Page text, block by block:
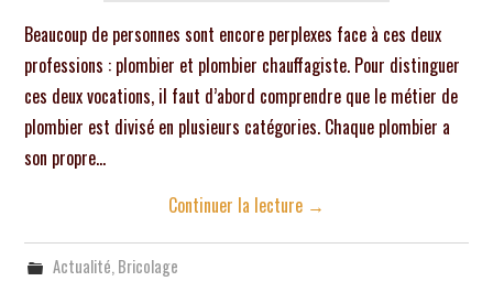
Beaucoup de personnes sont encore perplexes face à ces deux
professions : plombier et plombier chauffagiste. Pour distinguer
ces deux vocations, il faut d’abord comprendre que le métier de
plombier est divisé en plusieurs catégories. Chaque plombier a
son propre…
Continuer la lecture →
Actualité,Bricolage